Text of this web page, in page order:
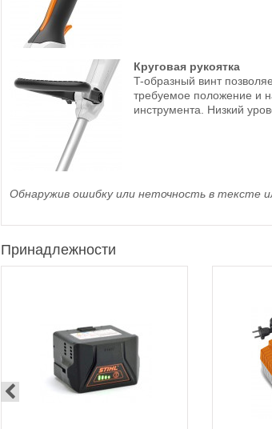
Круговая рукоятка
T-образный винт
требуемое положение и
инструмента. Низкий
Обнаружив ошибку или неточность в тексте
Принадлежности